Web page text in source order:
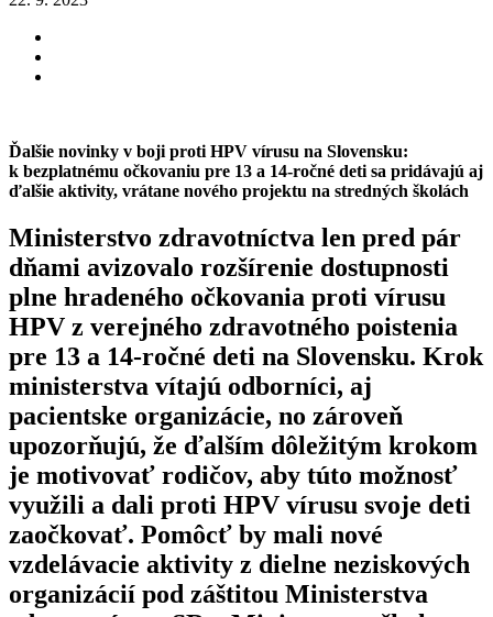
Ďalšie novinky v boji proti HPV vírusu na Slovensku:
k bezplatnému očkovaniu pre 13 a 14-ročné deti sa pridávajú aj
ďalšie aktivity, vrátane nového projektu na stredných školách
Ministerstvo zdravotníctva len pred pár
dňami avizovalo rozšírenie dostupnosti
plne hradeného očkovania proti vírusu
HPV z verejného zdravotného poistenia
pre 13 a 14-ročné deti na Slovensku. Krok
ministerstva vítajú odborníci, aj
pacientske organizácie, no zároveň
upozorňujú, že ďalším dôležitým krokom
je motivovať rodičov, aby túto možnosť
využili a dali proti HPV vírusu svoje deti
zaočkovať. Pomôcť by mali nové
vzdelávacie aktivity z dielne neziskových
organizácií pod záštitou Ministerstva